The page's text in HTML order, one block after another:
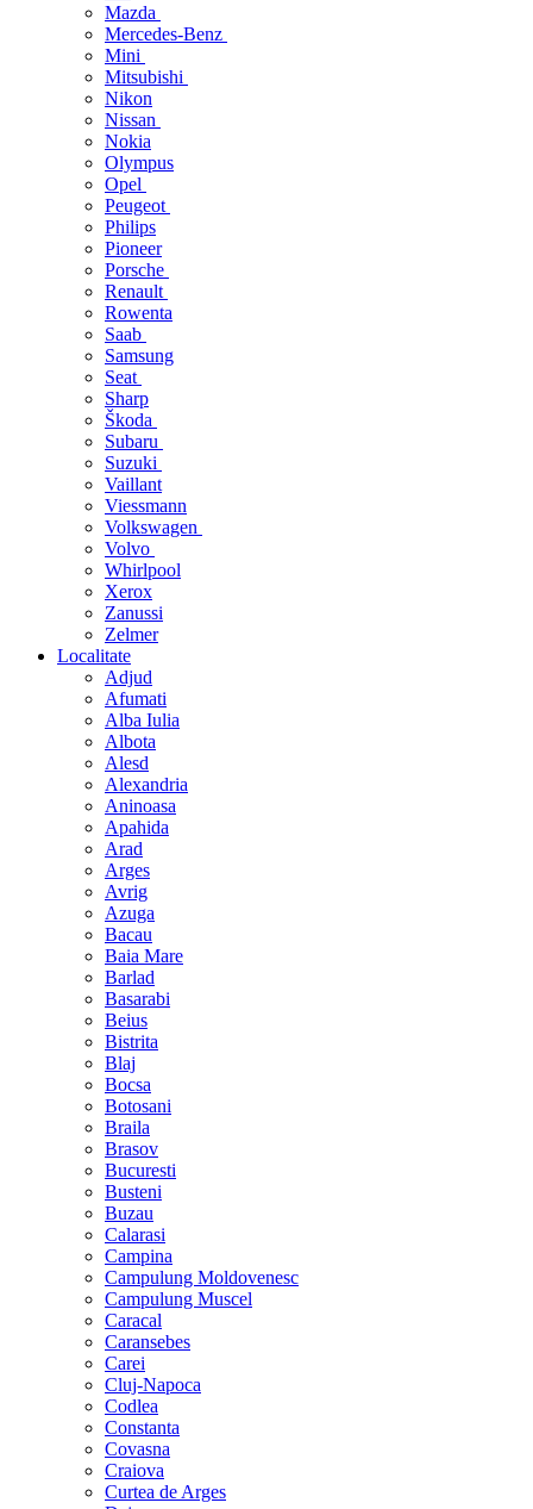
Mazda
Mercedes-Benz
Mini
Mitsubishi
Nikon
Nissan
Nokia
Olympus
Opel
Peugeot
Philips
Pioneer
Porsche
Renault
Rowenta
Saab
Samsung
Seat
Sharp
Škoda
Subaru
Suzuki
Vaillant
Viessmann
Volkswagen
Volvo
Whirlpool
Xerox
Zanussi
Zelmer
Localitate
Adjud
Afumati
Alba Iulia
Albota
Alesd
Alexandria
Aninoasa
Apahida
Arad
Arges
Avrig
Azuga
Bacau
Baia Mare
Barlad
Basarabi
Beius
Bistrita
Blaj
Bocsa
Botosani
Braila
Brasov
Bucuresti
Busteni
Buzau
Calarasi
Campina
Campulung Moldovenesc
Campulung Muscel
Caracal
Caransebes
Carei
Cluj-Napoca
Codlea
Constanta
Covasna
Craiova
Curtea de Arges